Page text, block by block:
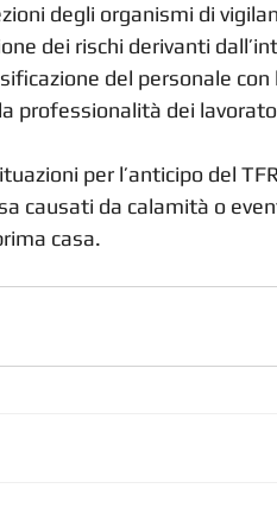
degli organismi di
dei rischi derivanti
del personale con
professionalità dei
per l’anticipo del
causati da calamità o
casa.